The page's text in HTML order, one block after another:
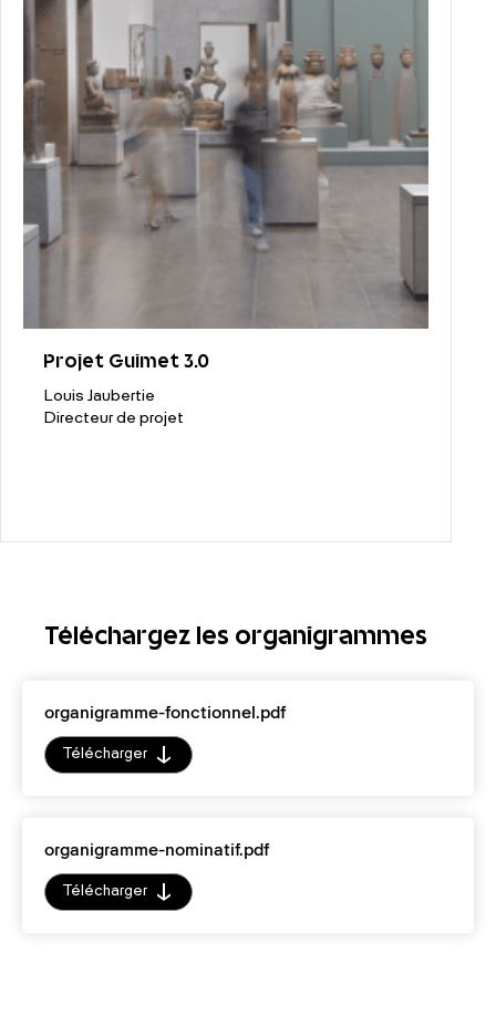
Projet Guimet 3.0
Louis Jaubertie
Directeur de projet
Téléchargez les organigrammes
organigramme-fonctionnel.pdf
Télécharger
organigramme-nominatif.pdf
Télécharger